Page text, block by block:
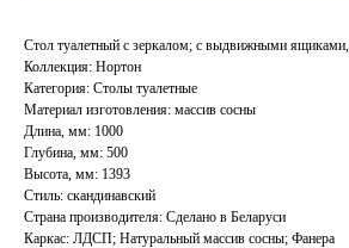
Стол туалетный с зеркалом; с выдвижными
Коллекция: Нортон
Категория: Столы туалетные
Материал изготовления: массив сосны
Длина, мм: 1000
Глубина, мм: 500
Высота, мм: 1393
Стиль: скандинавский
Страна производителя: Сделано в Беларуси
Каркас: ЛДСП; Натуральный массив сосны; Фанера